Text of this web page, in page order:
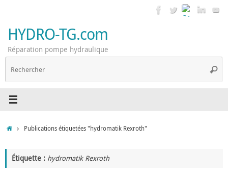
contenu
HYDRO-TG.com
Réparation pompe hydraulique
AccueilPublications étiquetées "hydromatik Rexroth"
Étiquette : hydromatik Rexroth